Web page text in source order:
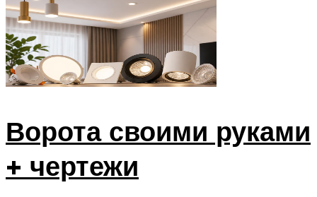
Ворота своими руками
+ чертежи